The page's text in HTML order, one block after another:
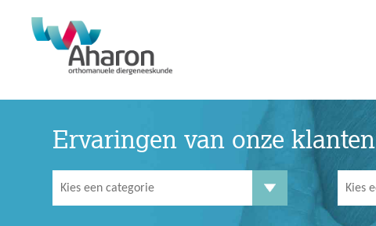
Ervaringen van onze klanten